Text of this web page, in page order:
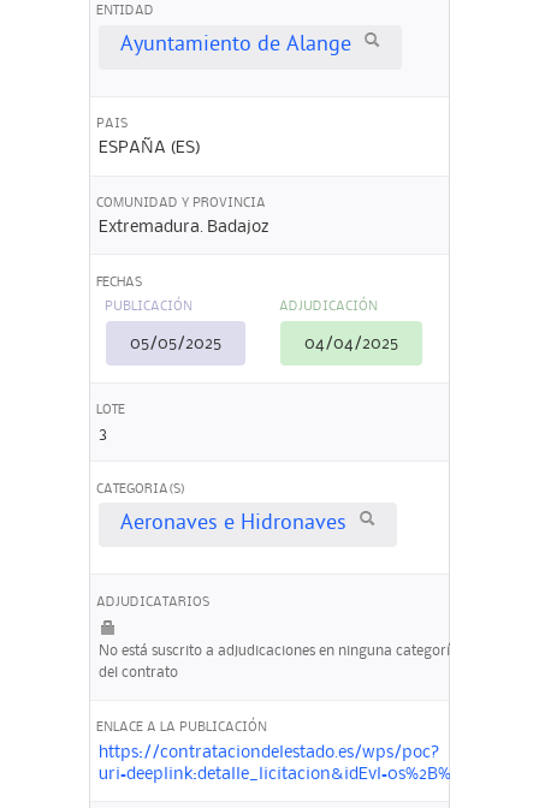
ENTIDAD
Ayuntamiento de Alange
PAIS
ESPAÑA (ES)
COMUNIDAD Y PROVINCIA
Extremadura. Badajoz
FECHAS
PUBLICACIÓN
05/05/2025
ADJUDICACIÓN
04/04/2025
LOTE
3
CATEGORIA(S)
Aeronaves e Hidronaves
ADJUDICATARIOS
No está suscrito a adjudicaciones en ninguna categoría
del contrato
ENLACE A LA PUBLICACIÓN
https://contrataciondelestado.es/wps/poc?